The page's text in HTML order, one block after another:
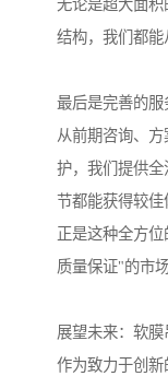
无论是超大面
结构，我们都能
最后是完善的服
从前期咨询、
护，我们提供
节都能获得较佳
正是这种全方
质量保证"的市场
展望未来：软
作为致力于创